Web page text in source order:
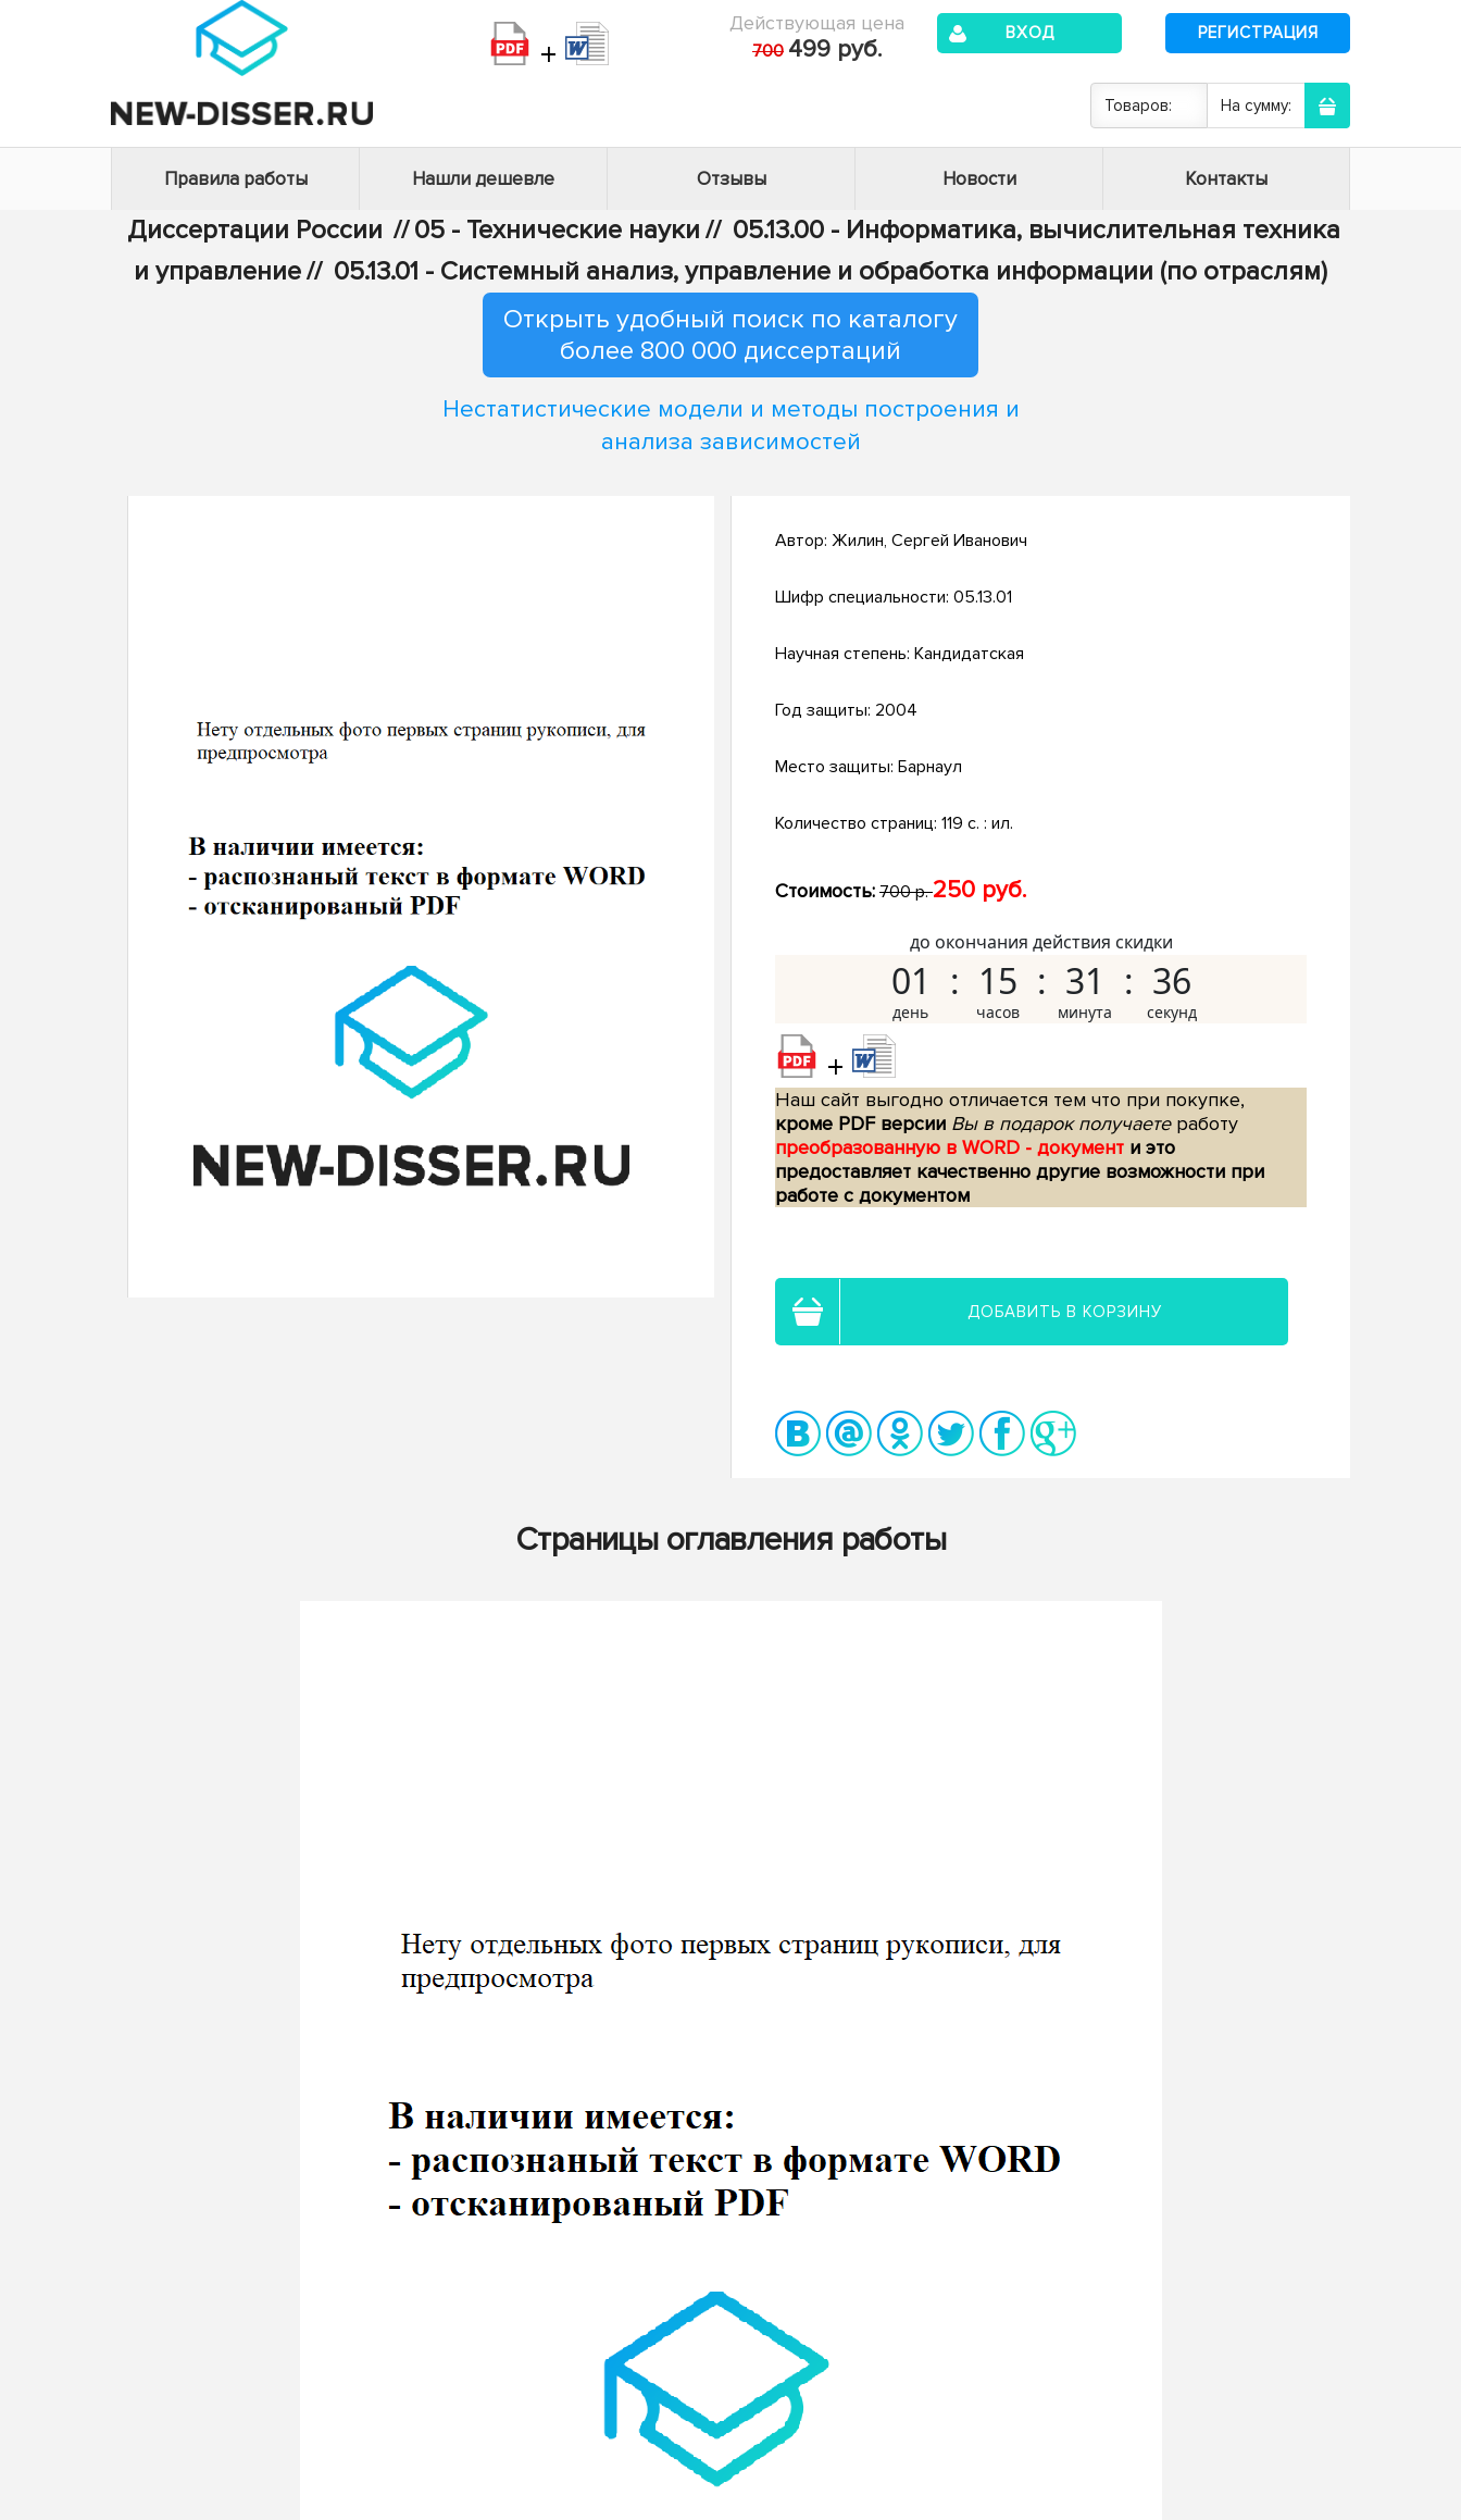
+
Действующая цена
700 499 руб.
ВХОД РЕГИСТРАЦИЯ
Товаров: На сумму:
Правила работы Нашли дешевле Отзывы Новости Контакты
Диссертации России // 05 - Технические науки // 05.13.00 - Информатика, вычислительная техника
и управление// 05.13.01 - Системный анализ, управление и обработка информации (по отраслям)
Открыть удобный поиск по каталогу
более 800 000 диссертаций
Нестатистические модели и методы построения и
анализа зависимостей
Автор: Жилин, Сергей Иванович
Шифр специальности: 05.13.01
Научная степень: Кандидатская
Год защиты: 2004
Место защиты: Барнаул
Количество страниц: 119 с. : ил.
Стоимость: 700 р.250 руб.
до окончания действия скидки
01 15 31 35
+
Наш сайт выгодно отличается тем что при покупке,
кроме PDF версии Вы в подарок получаетеработу
преобразованную в WORD - документ и это
предоставляет качественно другие возможности при
работе с документом
ДОБАВИТЬ В КОРЗИНУ
Страницы оглавления работы